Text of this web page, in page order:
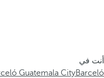
أنت في
Barceló
Guatemala City